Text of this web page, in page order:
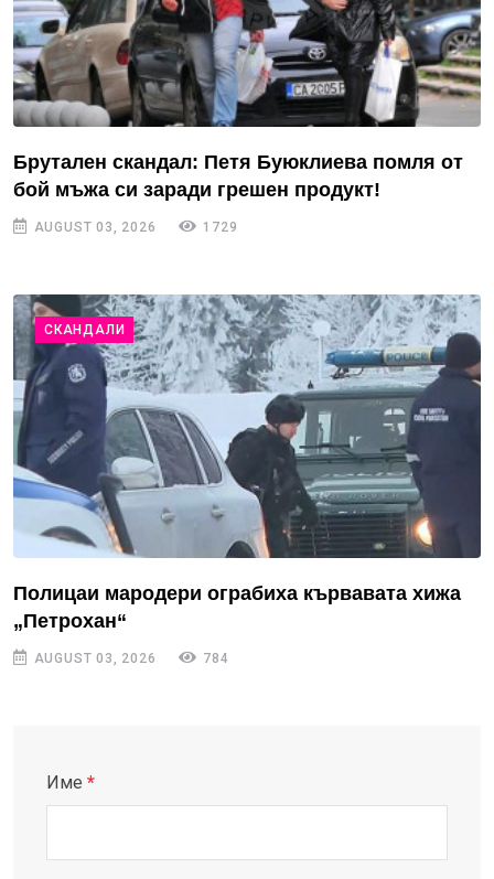
Брутален скандал: Петя Буюклиева помля от
бой мъжа си заради грешен продукт!
AUGUST 03, 2026 1729
СКАНДАЛИ
Полицаи мародери ограбиха кървавата хижа
„Петрохан“
AUGUST 03, 2026 784
Име *